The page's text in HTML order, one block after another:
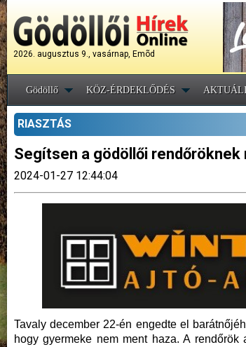
2026. augusztus 9., vasárnap, Emõd
Gödöllő KÖZ-ÉRDEKLŐDÉS
RIASZTÁS
Segítsen a gödöllői rendőröknek
2024-01-27 12:44:04
Tavaly december 22-én engedte el
hogy gyermeke nem ment haza. A